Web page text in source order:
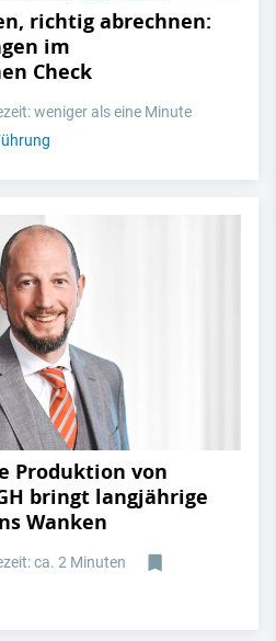
richtig abrechnen:
im
Check
weniger als eine Minute
Produktion von
bringt langjährige
Wanken
ca. 2 Minuten